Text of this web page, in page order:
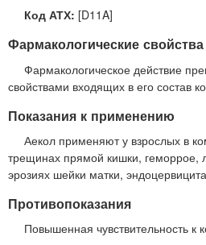
Код АТХ: [D11A]
Фармакологические свойства
Фармакологическое действие
свойствами входящих в его состав
Показания к применению
Аекол применяют у взрослых в
трещинах прямой кишки, геморрое,
эрозиях шейки матки,
Противопоказания
Повышенная чувствительность к